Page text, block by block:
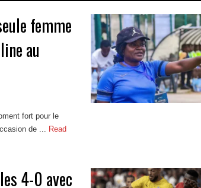
femme
au
fort pour le
de ... Read
4-0 avec